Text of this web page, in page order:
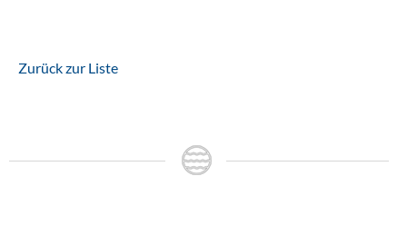
Zurück zur Liste